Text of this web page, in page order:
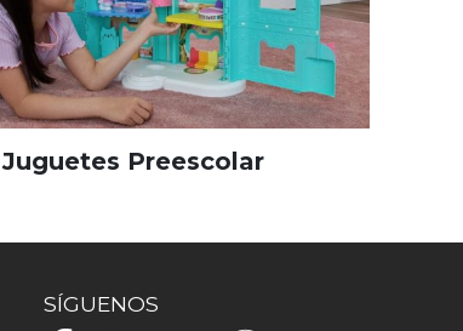
Juguetes Preescolar
SÍGUENOS